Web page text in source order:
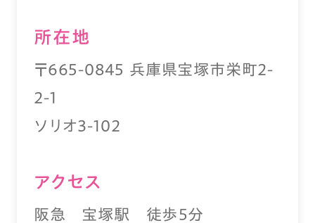
所在地
〒665-0845 兵庫県宝塚市栄町2-
2-1
ソリオ3-102
アクセス
阪急 宝塚駅 徒歩５分